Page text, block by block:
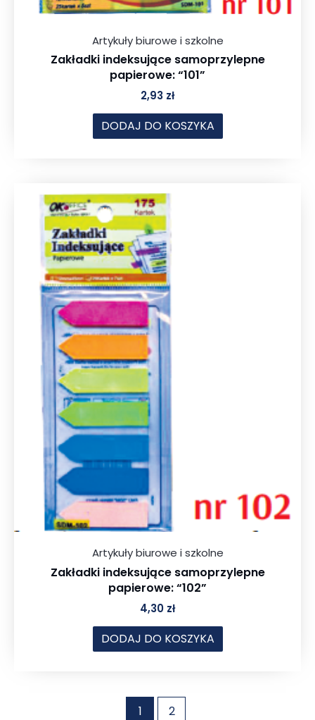
Artykuły biurowe i szkolne
Zakładki indeksujące samoprzylepne
papierowe: “101”
2,93 zł
DODAJ DO KOSZYKA
Artykuły biurowe i szkolne
Zakładki indeksujące samoprzylepne
papierowe: “102”
4,30 zł
DODAJ DO KOSZYKA
1 2